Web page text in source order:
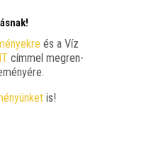
és a Víz
cím­mel meg­ren­
is!